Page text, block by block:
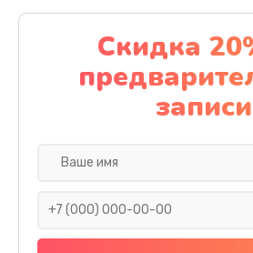
Заказать
Чистка от
1060 руб.
Заказать
Скидка
записи